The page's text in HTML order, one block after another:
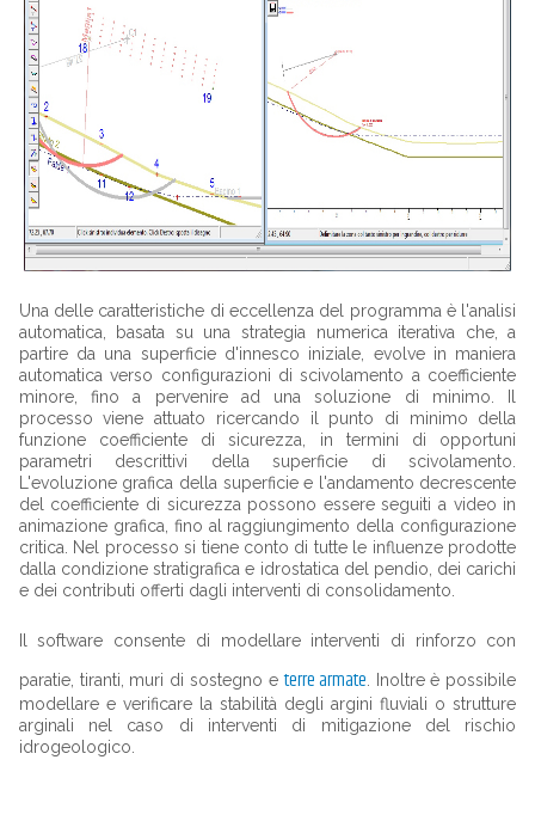
Una delle caratteristiche di eccellenza del programma è l'analisi
automatica, basata su una strategia numerica iterativa che, a
partire da una superficie d'innesco iniziale, evolve in maniera
automatica verso configurazioni di scivolamento a coefficiente
minore, fino a pervenire ad una soluzione di minimo. Il
processo viene attuato ricercando il punto di minimo della
funzione coefficiente di sicurezza, in termini di opportuni
parametri descrittivi della superficie di scivolamento.
L'evoluzione grafica della superficie e l'andamento decrescente
del coefficiente di sicurezza possono essere seguiti a video in
animazione grafica, fino al raggiungimento della configurazione
critica. Nel processo si tiene conto di tutte le influenze prodotte
dalla condizione stratigrafica e idrostatica del pendio, dei carichi
e dei contributi offerti dagli interventi di consolidamento.
Il software consente di modellare interventi di rinforzo con
paratie, tiranti, muri di sostegno eterre armate . Inoltre è possibile
modellare e verificare la stabilità degli argini fluviali o strutture
arginali nel caso di interventi di mitigazione del rischio
idrogeologico.